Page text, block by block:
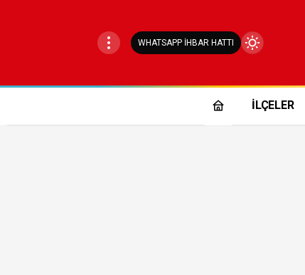
WHATSAPP İHBAR HATTI
Mod
İLÇELER